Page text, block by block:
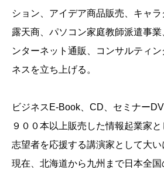
ション、アイデア商品販売、キャラ
露天商、パソコン家庭教師派遣事
ンターネット通販、コンサルティ
ネスを立ち上げる。
ビジネスE-Book、CD、セミナー
９００本以上販売した情報起業家
志望者を応援する講演家として大い
現在、北海道から九州まで日本全